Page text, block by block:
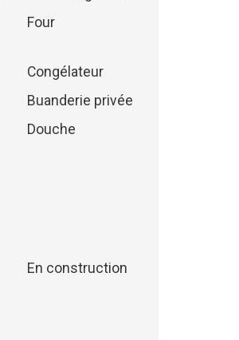
Four
Congélateur
Buanderie privée
Douche
En construction